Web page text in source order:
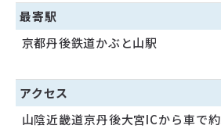
最寄駅
京都丹後鉄道かぶと山駅
アクセス
山陰近畿道京丹後大宮ICから車で